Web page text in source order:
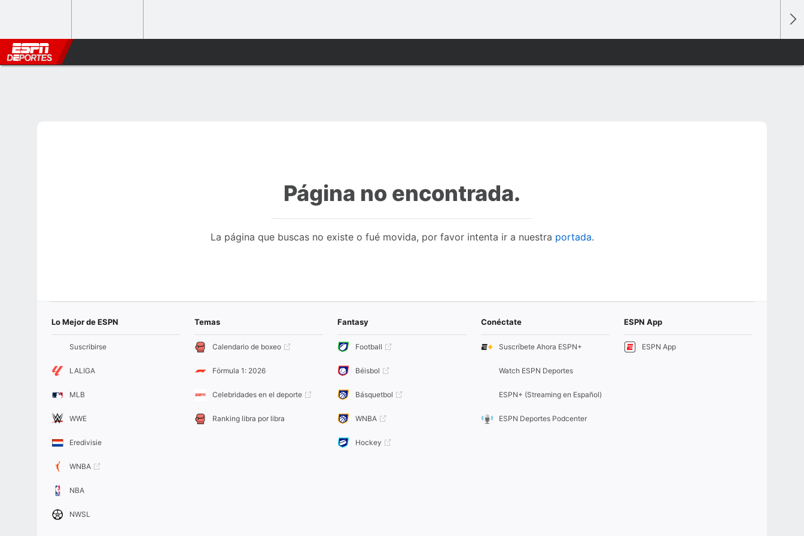
Página no encontrada.
La página que buscas no existe o fué movida, por favor intenta ir a nuestra portada.
Lo Mejor de ESPN
Suscribirse
LALIGA
MLB
WWE
Eredivisie
WNBA
NBA
NWSL
Temas
Calendario de boxeo
Fórmula 1: 2026
Celebridades en el deporte
Ranking libra por libra
Fantasy
Football
Béisbol
Básquetbol
WNBA
Hockey
Conéctate
Suscríbete Ahora ESPN+
Watch ESPN Deportes
ESPN+ (Streaming en Español)
ESPN Deportes Podcenter
ESPN App
ESPN App